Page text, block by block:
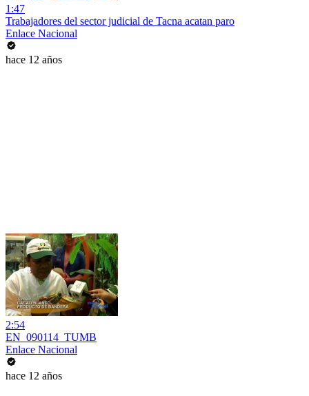
1:47
Trabajadores del sector judicial de Tacna acatan paro
Enlace Nacional
hace 12 años
2:54
EN_090114_TUMB
Enlace Nacional
hace 12 años